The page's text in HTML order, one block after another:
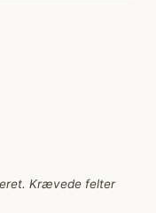
Krævede felter